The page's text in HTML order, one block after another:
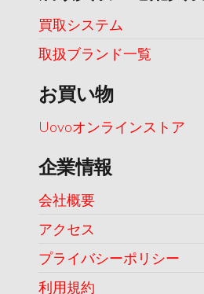
買取システム
取扱ブランド一覧
お買い物
Uovoオンラインストア
企業情報
会社概要
アクセス
プライバシーポリシー
利用規約